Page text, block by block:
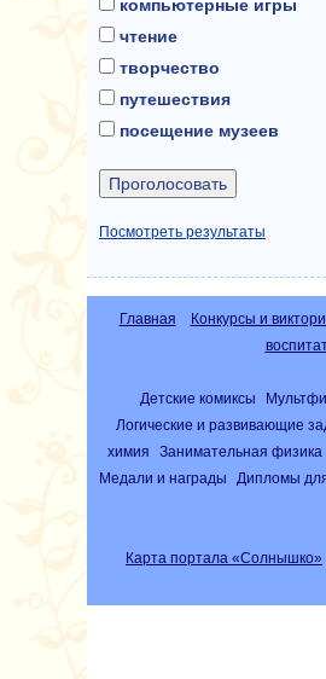
компьютерные игры
чтение
творчество
путешествия
посещение музеев
Посмотреть результаты
Главная Конкурсы и
Детские комиксы
Логические и развивающие
химия
Занимательная физика
Медали и награды
Дипломы
Карта портала «Солнышко»